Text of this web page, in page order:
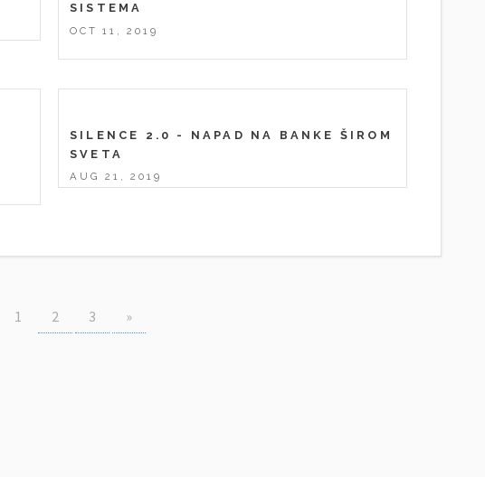
SISTEMA
OCT 11, 2019
SILENCE 2.0 - NAPAD NA BANKE ŠIROM
SVETA
AUG 21, 2019
1 2 3 »